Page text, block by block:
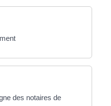
des notaires de